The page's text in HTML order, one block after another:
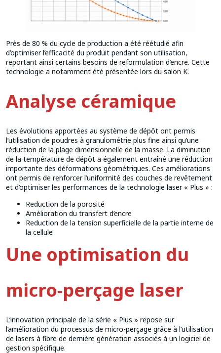
Près de 80 % du cycle de production a été réétudié afin
d’optimiser l’efficacité du produit pendant son utilisation,
reportant ainsi certains besoins de reformulation d’encre. Cette
technologie a notamment été présentée lors du salon K.
Analyse céramique
Les évolutions apportées au système de dépôt ont permis
l’utilisation de poudres à granulométrie plus fine ainsi qu’une
réduction de la plage dimensionnelle de la masse. La diminution
de la température de dépôt a également entraîné une réduction
importante des déformations géométriques. Ces améliorations
ont permis de renforcer l’uniformité des couches de revêtement
et d’optimiser les performances de la technologie laser « Plus » :
Reduction de la porosité
Amélioration du transfert d’encre
Reduction de la tension superficielle de la partie interne de
la cellule
Une optimisation du
micro-perçage laser
L’innovation principale de la série « Plus » repose sur
l’amélioration du processus de micro-perçage grâce à l’utilisation
de lasers à fibre de dernière génération associés à un logiciel de
gestion spécifique.